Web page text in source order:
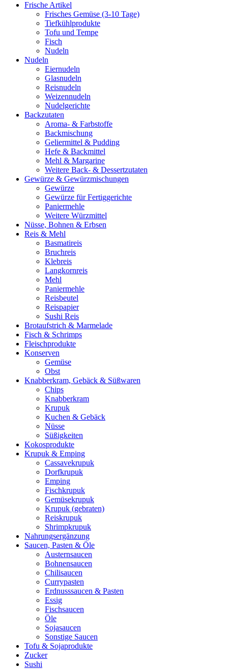
Frische Artikel
Frisches Gemüse (3-10 Tage)
Tiefkühlprodukte
Tofu und Tempe
Fisch
Nudeln
Nudeln
Eiernudeln
Glasnudeln
Reisnudeln
Weizennudeln
Nudelgerichte
Backzutaten
Aroma- & Farbstoffe
Backmischung
Geliermittel & Pudding
Hefe & Backmittel
Mehl & Margarine
Weitere Back- & Dessertzutaten
Gewürze & Gewürzmischungen
Gewürze
Gewürze für Fertiggerichte
Paniermehle
Weitere Würzmittel
Nüsse, Bohnen & Erbsen
Reis & Mehl
Basmatireis
Bruchreis
Klebreis
Langkornreis
Mehl
Paniermehle
Reisbeutel
Reispapier
Sushi Reis
Brotaufstrich & Marmelade
Fisch & Schrimps
Fleischprodukte
Konserven
Gemüse
Obst
Knabberkram, Gebäck & Süßwaren
Chips
Knabberkram
Krupuk
Kuchen & Gebäck
Nüsse
Süßigkeiten
Kokosprodukte
Krupuk & Emping
Cassavekrupuk
Dorfkrupuk
Emping
Fischkrupuk
Gemüsekrupuk
Krupuk (gebraten)
Reiskrupuk
Shrimpkrupuk
Nahrungsergänzung
Saucen, Pasten & Öle
Austernsaucen
Bohnensaucen
Chilisaucen
Currypasten
Erdnusssaucen & Pasten
Essig
Fischsaucen
Öle
Sojasaucen
Sonstige Saucen
Tofu & Sojaprodukte
Zucker
Sushi